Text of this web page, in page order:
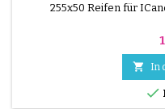
255x50 Reifen für
 In
